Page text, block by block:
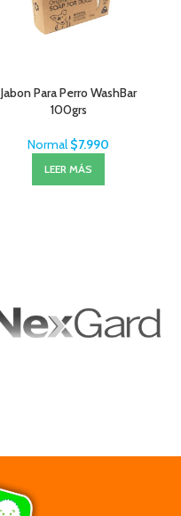
Jabon Para Perro WashBar
100grs
Normal $7.990
LEER MÁS